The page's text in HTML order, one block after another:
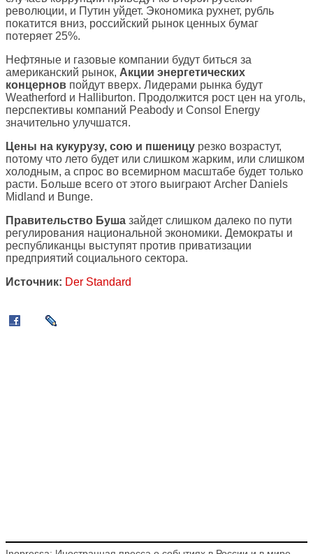
революции, и Путин уйдет. Экономика рухнет, рубль
покатится вниз, российский рынок ценных бумаг
потеряет 25%.
Нефтяные и газовые компании будут биться за
американский рынок, Акции энергетических
концернов пойдут вверх. Лидерами рынка будут
Weatherford и Halliburton. Продолжится рост цен на уголь,
перспективы компаний Peabody и Consol Energy
значительно улучшатся.
Цены на кукурузу, сою и пшеницу резко возрастут,
потому что лето будет или слишком жарким, или слишком
холодным, а спрос во всемирном масштабе будет только
расти. Больше всего от этого выиграют Archer Daniels
Midland и Bunge.
Правительство Буша зайдет слишком далеко по пути
регулирования национальной экономики. Демократы и
республиканцы выступят против приватизации
предприятий социального сектора.
Источник: Der Standard